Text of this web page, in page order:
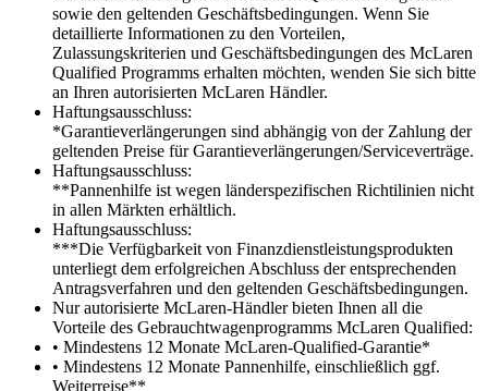
sowie den geltenden Geschäftsbedingungen. Wenn Sie
detaillierte Informationen zu den Vorteilen,
Zulassungskriterien und Geschäftsbedingungen des McLaren
Qualified Programms erhalten möchten, wenden Sie sich bitte
an Ihren autorisierten McLaren Händler.
Haftungsausschluss:
*Garantieverlängerungen sind abhängig von der Zahlung der
geltenden Preise für Garantieverlängerungen/Serviceverträge.
Haftungsausschluss:
**Pannenhilfe ist wegen länderspezifischen Richtilinien nicht
in allen Märkten erhältlich.
Haftungsausschluss:
***Die Verfügbarkeit von Finanzdienstleistungsprodukten
unterliegt dem erfolgreichen Abschluss der entsprechenden
Antragsverfahren und den geltenden Geschäftsbedingungen.
Nur autorisierte McLaren-Händler bieten Ihnen all die
Vorteile des Gebrauchtwagenprogramms McLaren Qualified:
• Mindestens 12 Monate McLaren-Qualified-Garantie*
• Mindestens 12 Monate Pannenhilfe, einschließlich ggf.
Weiterreise**